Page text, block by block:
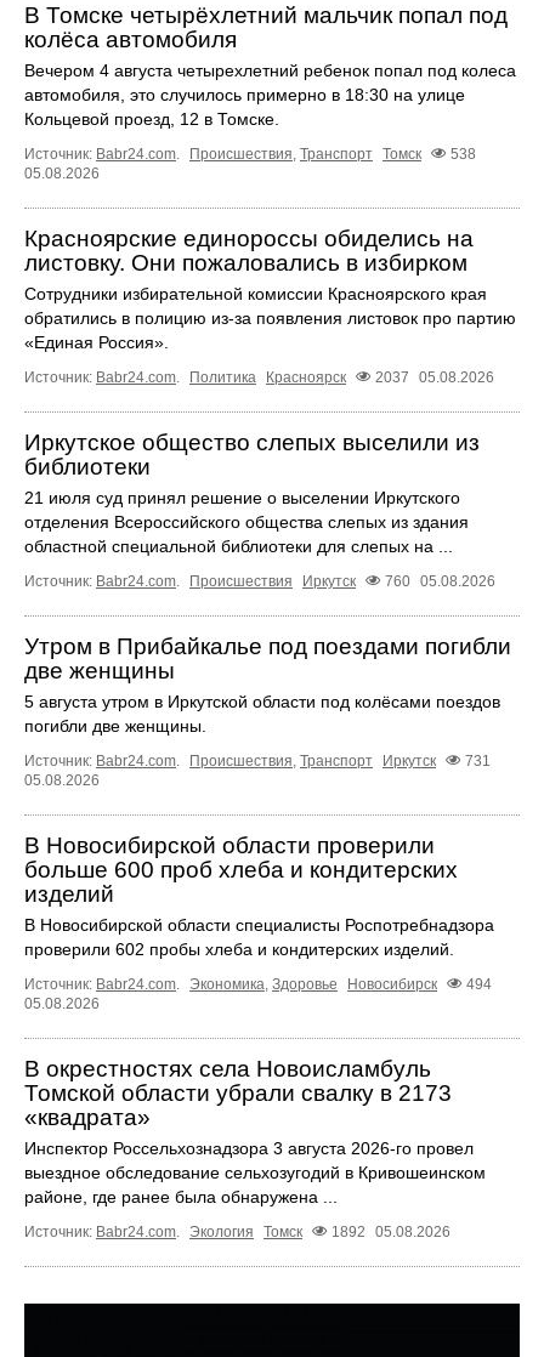
В Томске четырёхлетний мальчик попал под
колёса автомобиля
Вечером 4 августа четырехлетний ребенок попал под колеса
автомобиля, это случилось примерно в 18:30 на улице
Кольцевой проезд, 12 в Томске.
Источник: Babr24.com. Происшествия, Транспорт Томск
538
05.08.2026
Красноярские единороссы обиделись на
листовку. Они пожаловались в избирком
Сотрудники избирательной комиссии Красноярского края
обратились в полицию из-за появления листовок про партию
«Единая Россия».
Источник: Babr24.com. Политика Красноярск 2037 05.08.2026
Иркутское общество слепых выселили из
библиотеки
21 июля суд принял решение о выселении Иркутского
отделения Всероссийского общества слепых из здания
областной специальной библиотеки для слепых на ...
Источник: Babr24.com. Происшествия Иркутск 760 05.08.2026
Утром в Прибайкалье под поездами погибли
две женщины
5 августа утром в Иркутской области под колёсами поездов
погибли две женщины.
Источник: Babr24.com. Происшествия, Транспорт Иркутск
731
05.08.2026
В Новосибирской области проверили
больше 600 проб хлеба и кондитерских
изделий
В Новосибирской области специалисты Роспотребнадзора
проверили 602 пробы хлеба и кондитерских изделий.
Источник: Babr24.com. Экономика, Здоровье Новосибирск
494
05.08.2026
В окрестностях села Новоисламбуль
Томской области убрали свалку в 2173
«квадрата»
Инспектор Россельхознадзора 3 августа 2026-го провел
выездное обследование сельхозугодий в Кривошеинском
районе, где ранее была обнаружена ...
Источник: Babr24.com. Экология Томск 1892 05.08.2026